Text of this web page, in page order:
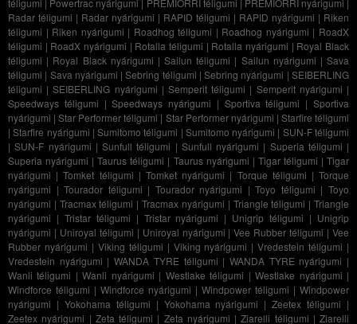
Radar téligumi | Radar nyárigumi | RAPID téligumi | RAPID nyárigumi | Riken
téligumi | Riken nyárigumi | Roadhog téligumi | Roadhog nyárigumi | RoadX
téligumi | RoadX nyárigumi | Rotalla téligumi | Rotalla nyárigumi | Royal Black
téligumi | Royal Black nyárigumi |Sailun téligumi | Sailun nyárigumi |Sava
téligumi | Sava nyárigumi |Sebring téligumi |Sebring nyárigumi |SEIBERLING
téligumi |SEIBERLING nyárigumi |Semperit téligumi | Semperit nyárigumi |
Speedways téligumi |Speedways nyárigumi | Sportiva téligumi |Sportiva
nyárigumi |Star Performer téligumi | Star Performer nyárigumi | Starfire téligumi
|Starfire nyárigumi |Sumitomo téligumi | Sumitomo nyárigumi | SUN-F téligumi
|SUN-F nyárigumi | Sunfull téligumi | Sunfull nyárigumi | Superia téligumi |
Superia nyárigumi |Taurus téligumi | Taurus nyárigumi | Tigar téligumi |Tigar
nyárigumi |Tomket téligumi | Tomket nyárigumi | Torque téligumi |Torque
nyárigumi |Tourador téligumi | Tourador nyárigumi |Toyo téligumi |Toyo
nyárigumi | Tracmax téligumi |Tracmax nyárigumi | Triangle téligumi |Triangle
nyárigumi | Tristar téligumi | Tristar nyárigumi | Unigrip téligumi | Unigrip
nyárigumi | Uniroyal téligumi | Uniroyal nyárigumi |Vee Rubber téligumi |Vee
Rubber nyárigumi | Viking téligumi | Viking nyárigumi |Vredestein téligumi |
Vredestein nyárigumi |WANDA TYRE téligumi | WANDA TYRE nyárigumi |
Wanli téligumi |Wanli nyárigumi | Westlake téligumi |Westlake nyárigumi |
Windforce téligumi | Windforce nyárigumi | Windpower téligumi | Windpower
nyárigumi | Yokohama téligumi | Yokohama nyárigumi |Zeetex téligumi |
Zeetex nyárigumi | Zeta téligumi | Zeta nyárigumi |Ziarelli téligumi | Ziarelli